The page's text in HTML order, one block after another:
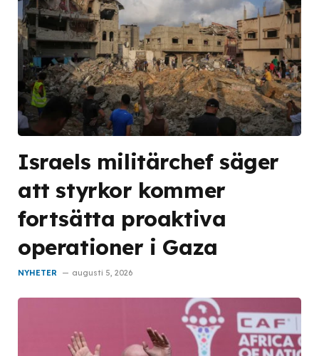
Israels militärchef säger
att styrkor kommer
fortsätta proaktiva
operationer i Gaza
NYHETER augusti 5, 2026